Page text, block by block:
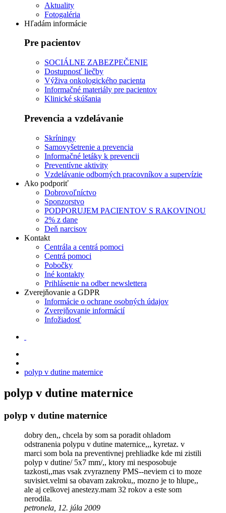
Aktuality
Fotogaléria
Hľadám informácie
Pre pacientov
SOCIÁLNE ZABEZPEČENIE
Dostupnosť liečby
Výživa onkologického pacienta
Informačné materiály pre pacientov
Klinické skúšania
Prevencia a vzdelávanie
Skríningy
Samovyšetrenie a prevencia
Informačné letáky k prevencii
Preventívne aktivity
Vzdelávanie odborných pracovníkov a supervízie
Ako podporiť
Dobrovoľníctvo
Sponzorstvo
PODPORUJEM PACIENTOV S RAKOVINOU
2% z dane
Deň narcisov
Kontakt
Centrála a centrá pomoci
Centrá pomoci
Pobočky
Iné kontakty
Prihlásenie na odber newslettera
Zverejňovanie a GDPR
Informácie o ochrane osobných údajov
Zverejňovanie informácií
Infožiadosť
polyp v dutine maternice
polyp v dutine maternice
polyp v dutine maternice
dobry den,, chcela by som sa poradit ohladom
odstranenia polypu v dutine maternice,,, kyretaz. v
marci som bola na preventivnej prehliadke kde mi zistili
polyp v dutine/ 5x7 mm/,, ktory mi nesposobuje
tazkosti,,mas vsak zvyrazneny PMS--neviem ci to moze
suvisiet.velmi sa obavam zakroku,, mozno je to hlupe,,
ale aj celkovej anestezy.mam 32 rokov a este som
nerodila.
petronela, 12. júla 2009